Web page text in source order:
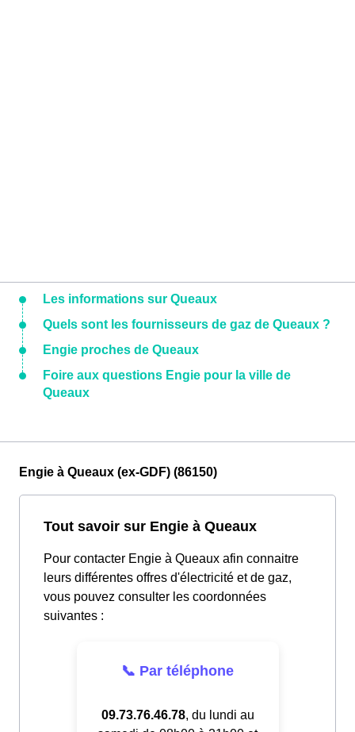
Les informations sur Queaux
Quels sont les fournisseurs de gaz de Queaux ?
Engie proches de Queaux
Foire aux questions Engie pour la ville de
Queaux
Engie à Queaux (ex-GDF) (86150)
Tout savoir sur Engie à Queaux
Pour contacter Engie à Queaux afin connaitre
leurs différentes offres d'électricité et de gaz,
vous pouvez consulter les coordonnées
suivantes :
📞 Par téléphone
09.73.76.46.78, du lundi au